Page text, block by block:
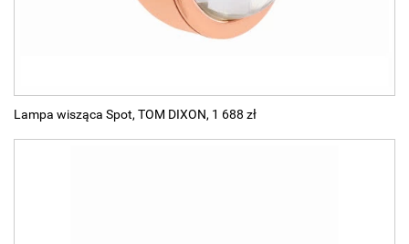
Lampa wisząca Spot, TOM DIXON, 1 688 zł